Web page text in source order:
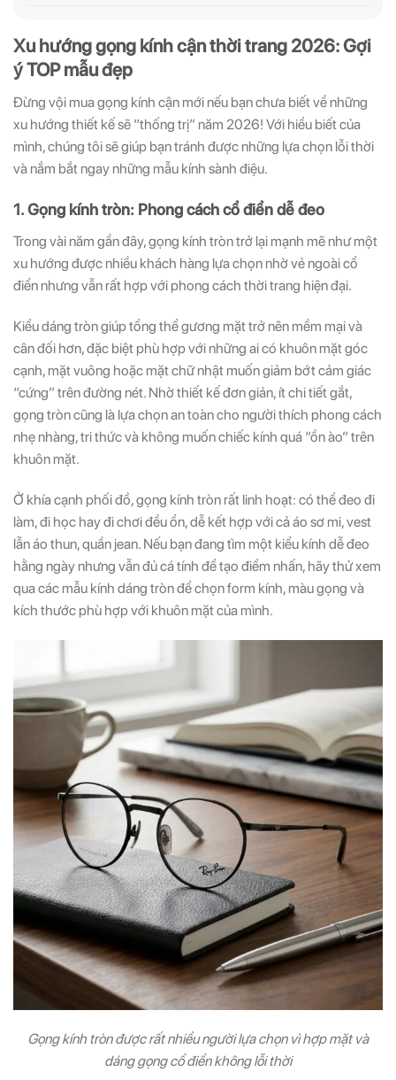
Xu hướng gọng kính cận thời trang 2026: Gợi
ý TOP mẫu đẹp
Đừng vội mua gọng kính cận mới nếu bạn chưa biết về những
xu hướng thiết kế sẽ “thống trị” năm 2026! Với hiểu biết của
mình, chúng tôi sẽ giúp bạn tránh được những lựa chọn lỗi thời
và nắm bắt ngay những mẫu kính sành điệu.
1. Gọng kính tròn: Phong cách cổ điển dễ đeo
Trong vài năm gần đây, gọng kính tròn trở lại mạnh mẽ như một
xu hướng được nhiều khách hàng lựa chọn nhờ vẻ ngoài cổ
điển nhưng vẫn rất hợp với phong cách thời trang hiện đại.
Kiểu dáng tròn giúp tổng thể gương mặt trở nên mềm mại và
cân đối hơn, đặc biệt phù hợp với những ai có khuôn mặt góc
cạnh, mặt vuông hoặc mặt chữ nhật muốn giảm bớt cảm giác
“cứng” trên đường nét. Nhờ thiết kế đơn giản, ít chi tiết gắt,
gọng tròn cũng là lựa chọn an toàn cho người thích phong cách
nhẹ nhàng, tri thức và không muốn chiếc kính quá “ồn ào” trên
khuôn mặt.
Ở khía cạnh phối đồ, gọng kính tròn rất linh hoạt: có thể đeo đi
làm, đi học hay đi chơi đều ổn, dễ kết hợp với cả áo sơ mi, vest
lẫn áo thun, quần jean. Nếu bạn đang tìm một kiểu kính dễ đeo
hằng ngày nhưng vẫn đủ cá tính để tạo điểm nhấn, hãy thử xem
qua các mẫu kính dáng tròn để chọn form kính, màu gọng và
kích thước phù hợp với khuôn mặt của mình.
Gọng kính tròn được rất nhiều người lựa chọn vì hợp mặt và
dáng gọng cổ điển không lỗi thời